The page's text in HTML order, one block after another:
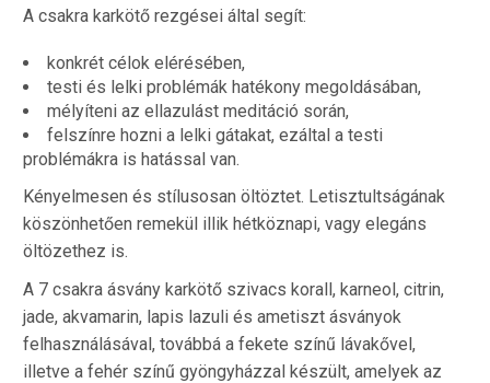
A csakra karkötő rezgései által segít:
konkrét célok elérésében,
testi és lelki problémák hatékony megoldásában,
mélyíteni az ellazulást meditáció során,
felszínre hozni a lelki gátakat, ezáltal a testi
problémákra is hatással van.
Kényelmesen és stílusosan öltöztet. Letisztultságának
köszönhetően remekül illik hétköznapi, vagy elegáns
öltözethez is.
A 7 csakra ásvány karkötő szivacs korall, karneol, citrin,
jade, akvamarin, lapis lazuli és ametiszt ásványok
felhasználásával, továbbá a fekete színű lávakővel,
illetve a fehér színű gyöngyházzal készült, amelyek az